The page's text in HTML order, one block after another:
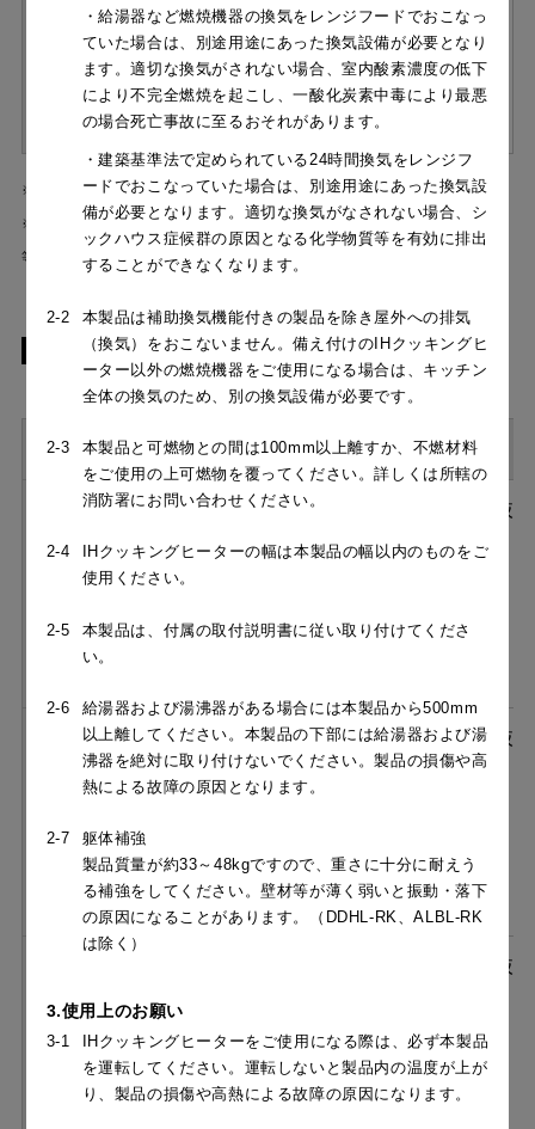
抜価格 \239,400）
［循環ユニット］NSRS1-
RFS \80,080 （税抜価格
\72,800）
※グリル（ロースター）に対して脱煙機能を備えたIHクッキングヒーター限定
※本製品をご使用になられる際には、確認書にご署名捺印及び、住所、連絡先
等を記入いただきますのでご了承ください。
型名と価格
型名 価格
［フード本体］NSRL-RK-
602 SI ＋［循環ユニット］
NSRS1-RFS
¥269,390（税抜
￥244,900）
［フード本体］NSRL-RK-
602 S ＋［循環ユニット］
¥320,540（税抜
￥291,400）
752 SI ＋［循環ユニット］
NSRS1-RFS
¥290,950（税抜
・給湯器など燃焼機器の換気をレンジフードでおこなっ
ていた場合は、別途用途にあった換気設備が必要となり
ます。適切な換気がされない場合、室内酸素濃度の低下
により不完全燃焼を起こし、一酸化炭素中毒により最悪
の場合死亡事故に至るおそれがあります。
・建築基準法で定められている24時間換気をレンジフ
ードでおこなっていた場合は、別途用途にあった換気設
備が必要となります。適切な換気がなされない場合、シ
ックハウス症候群の原因となる化学物質等を有効に排出
することができなくなります。
2-2
本製品は補助換気機能付きの製品を除き屋外への排気
（換気）をおこないません。備え付けのIHクッキングヒ
ーター以外の燃焼機器をご使用になる場合は、キッチン
全体の換気のため、別の換気設備が必要です。
2-3
本製品と可燃物との間は100mm以上離すか、不燃材料
をご使用の上可燃物を覆ってください。詳しくは所轄の
消防署にお問い合わせください。
2-4
IHクッキングヒーターの幅は本製品の幅以内のものをご
使用ください。
2-5
本製品は、付属の取付説明書に従い取り付けてくださ
い。
2-6
給湯器および湯沸器がある場合には本製品から500mm
以上離してください。本製品の下部には給湯器および湯
沸器を絶対に取り付けないでください。製品の損傷や高
熱による故障の原因となります。
2-7
躯体補強
製品質量が約33～48kgですので、重さに十分に耐えう
る補強をしてください。壁材等が薄く弱いと振動・落下
の原因になることがあります。（DDHL-RK、ALBL-RK
は除く）
3.使用上のお願い
3-1
IHクッキングヒーターをご使用になる際は、必ず本製品
を運転してください。運転しないと製品内の温度が上が
り、製品の損傷や高熱による故障の原因になります。